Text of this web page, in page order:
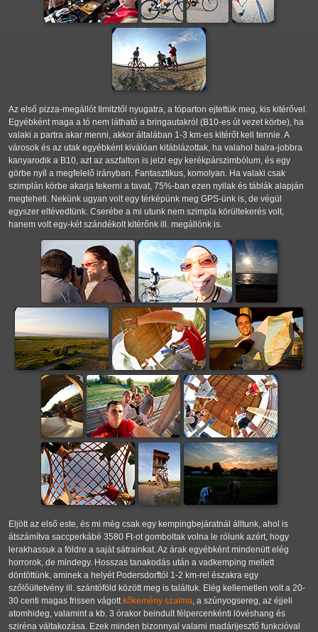
Az első pizza-megállót Ilmitztől nyugatra, a tóparton ejtettük meg, kis kitérővel.
Egyébként maga a tó nem látható a bringautakról (B10-es út vezet körbe), ha
valaki a partra akar menni, akkor általában 1-3 km-es kitérőt kell tennie. A
városok és az utak egyébként kiválóan kitáblázottak, ha valahol balra-jobbra
kanyarodik a B10, azt az aszfalton is jelzi egy kerékpárszimbólum, és egy
görbe nyíl a megfelelő irányban. Fantasztikus, komolyan. Ha valaki csak
szimplán körbe akarja tekerni a tavat, 75%-ban ezen nyilak és táblák alapján
megteheti. Nekünk ugyan volt egy térképünk meg GPS-ünk is, de végül
egyszer eltévedtünk. Cserébe a mi utunk nem szimpla körültekerés volt,
hanem volt egy-két szándékolt kitérőnk ill. megállónk is.
Eljött az első este, és mi még csak egy kempingbejáratnál álltunk, ahol is
átszámítva saccperkábé 3580 Ft-ot gomboltak volna le rólunk azért, hogy
lerakhassuk a földre a saját sátrainkat. Az árak egyébként mindenütt elég
horrorok, de mindegy. Hosszas tanakodás után a vadkemping mellett
döntöttünk, aminek a helyét Podersdorftól 1-2 km-rel északra egy
szőlőültetvény ill. szántóföld között meg is találtuk. Elég kellemetlen volt a 20-
30 centi magas frissen vágottkőkemény szalma, a szúnyogsereg, az éjjeli
atomhideg, valamint a kb. 3 órakor beindult félpercenkénti lövéshang és
sziréna váltakozása. Ezek minden bizonnyal valami madárijesztő funkcióval